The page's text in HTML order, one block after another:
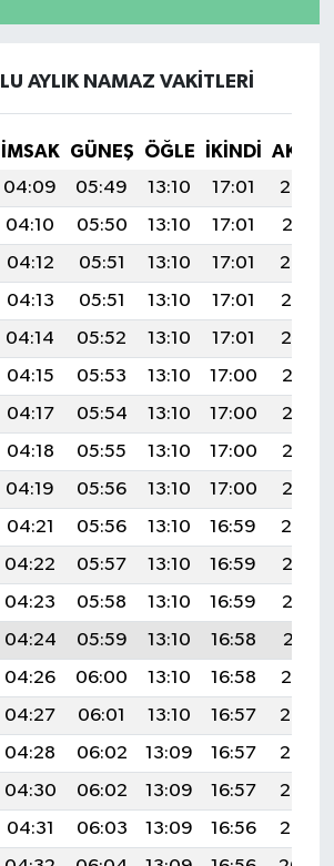
AYLIK NAMAZ VAKITLERI
İMSAK GÜNEŞ ÖĞLE İKINDI
04:09 05:49 13:10 17:01
20:22
04:10 05:50 13:10 17:01
20:21
04:12 05:51 13:10 17:01
20:20
04:13 05:51 13:10 17:01
20:19
04:14 05:52 13:10 17:01
20:19
04:15 05:53 13:10 17:00
20:18
04:17 05:54 13:10 17:00
20:17
04:18 05:55 13:10 17:00
20:16
04:19 05:56 13:10 17:00
20:15
04:21 05:56 13:10 16:59
20:14
04:22 05:57 13:10 16:59
20:13
04:23 05:58 13:10 16:59
20:12
04:24 05:59 13:10 16:58
20:11
04:26 06:00 13:10 16:58
20:10
04:27 06:01 13:10 16:57
20:08
04:28 06:02 13:09 16:57
20:07
04:30 06:02 13:09 16:57
20:06
04:31 06:03 13:09 16:56
20:05